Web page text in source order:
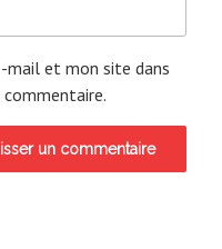
mail et mon site dans